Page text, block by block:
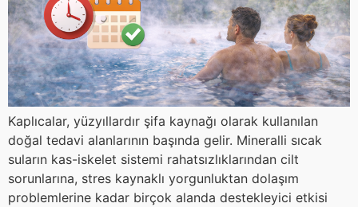
Kaplıcalar, yüzyıllardır şifa kaynağı olarak kullanılan
doğal tedavi alanlarının başında gelir. Mineralli sıcak
suların kas-iskelet sistemi rahatsızlıklarından cilt
sorunlarına, stres kaynaklı yorgunluktan dolaşım
problemlerine kadar birçok alanda destekleyici etkisi